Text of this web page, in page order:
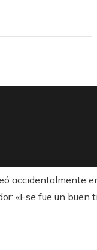
accidentalmente
«Ese fue un buen